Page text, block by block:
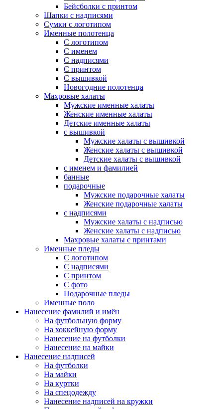
Бейсболки с принтом
Шапки с надписями
Сумки с логотипом
Именные полотенца
С логотипом
С именем
С надписями
С принтом
С вышивкой
Новогодние полотенца
Махровые халаты
Мужские именные халаты
Женские именные халаты
Детские именные халаты
с вышивкой
Мужские халаты с вышивкой
Женские халаты с вышивкой
Детские халаты с вышивкой
с именем и фамилией
банные
подарочные
Мужские подарочные халаты
Женские подарочные халаты
с надписями
Мужские халаты с надписью
Женские халаты с надписью
Махровые халаты с принтами
Именные пледы
С логотипом
С надписями
С принтом
С фото
Подарочные пледы
Именные поло
Нанесение фамилий и имён
На футбольную форму
На хоккейную форму
Нанесение на футболки
Нанесение на майки
Нанесение надписей
На футболки
На майки
На куртки
На спецодежду
Нанесение надписей на кружки